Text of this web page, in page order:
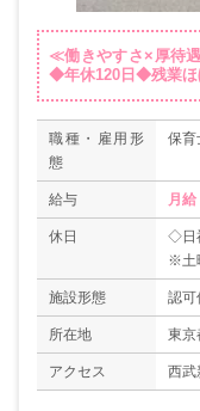
≪働きやすさ×厚待
◆年休120日◆残業ほ
職種・雇用形
態
保育
給与 月
休日
◇日
※土
◇夏
◇年
◇有
◇育
◇介
施設形態 認可
所在地 東京
アクセス 西武